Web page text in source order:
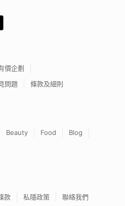
價企劃
問題 條款及細則
Beauty Food
Blog
款 私隱政策 聯絡我們